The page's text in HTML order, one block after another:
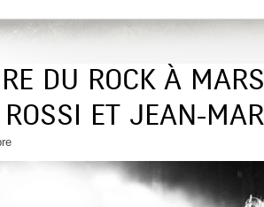
DU ROCK À
ROSSI ET JEAN-